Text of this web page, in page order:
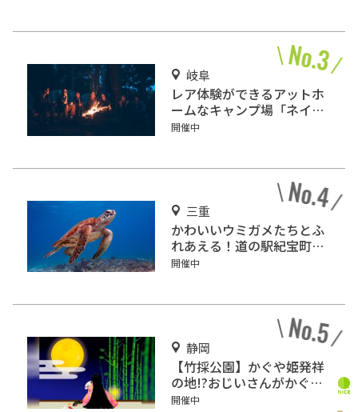
岐阜
レア体験ができるアットホ
ームなキャンプ場「ネイチ
ャーランドかみのほ」
開催中
三重
かわいいウミガメたちとふ
れあえる！道の駅紀宝町
「ウミガメ公園」
開催中
静岡
【竹採公園】かぐや姫発祥
の地!?おじいさんがかぐや
姫を見つけた場所を見に行
開催中